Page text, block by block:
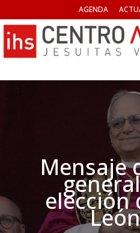
AGENDA
Mensaje
elección